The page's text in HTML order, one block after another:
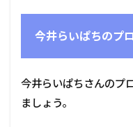
今井らいぱちのプ
今井らいぱちさんのプ
ましょう。